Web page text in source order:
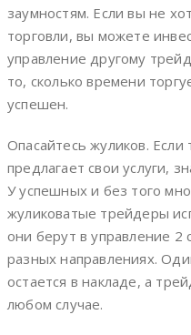
заумностям. Если вы не
торговли, вы можете
управление другому
то, сколько времени
успешен.
Опасайтесь жуликов. Если
предлагает свои услуги,
У успешных и без того
жуликоватые трейдеры
они берут в управление 2
разных направлениях.
остается в накладе, а
любом случае.